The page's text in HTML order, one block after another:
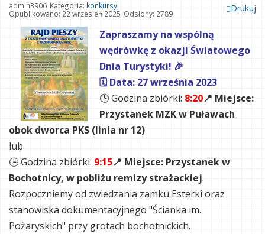
Drukuj
admin3906 Kategoria: konkursy
Opublikowano: 22 wrzesień 2025 Odsłony: 2789
Zapraszamy na wspólną
wędrówkę z okazji Światowego
Dnia Turystyki! 🎉
🗓 Data: 27 września 2023
🕒 Godzina zbiórki: 8:20📍 Miejsce:
Przystanek MZK w Puławach
obok dworca PKS (linia nr 12)
lub
🕒 Godzina zbiórki: 9:15📍 Miejsce: Przystanek w
Bochotnicy, w pobliżu remizy strażackiej.
Rozpoczniemy od zwiedzania zamku Esterki oraz
stanowiska dokumentacyjnego "Ścianka im.
Pożaryskich" przy grotach bochotnickich.